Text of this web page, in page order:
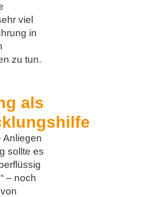
viel
in
zu tun.
als
Anliegen
sollte es
– noch